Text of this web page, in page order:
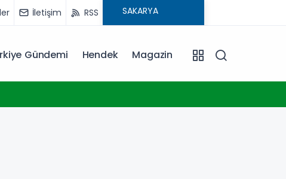
İletişim RSS
Gündemi Hendek Magazin